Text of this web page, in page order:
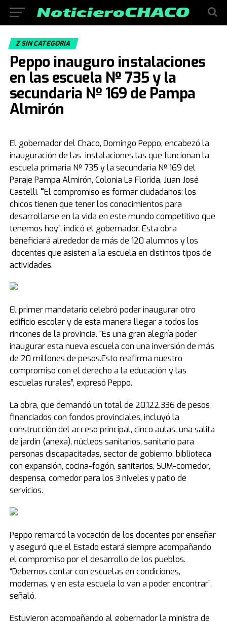
Z SIN CATEGORIA
Peppo inauguro instalaciones
en las escuela Nº 735 y la
secundaria Nº 169 de Pampa
Almirón
El gobernador del Chaco, Domingo Peppo, encabezó la
inauguración de las instalaciones las que funcionan la
escuela primaria Nº 735 y la secundaria Nº 169 del
Paraje Pampa Almirón, Colonia La Florida, Juan José
Castelli. “El compromiso es formar ciudadanos: los
chicos tienen que tener los conocimientos para
desarrollarse en la vida en este mundo competitivo que
tenemos hoy”, indicó el gobernador. Esta obra
beneficiará alrededor de más de 120 alumnos y los
docentes que asisten a la escuela en distintos tipos de
actividades.
El primer mandatario celebró poder inaugurar otro
edificio escolar y de esta manera llegar a todos los
rincones de la provincia. “Es una gran alegría poder
inaugurar esta nueva escuela con una inversión de más
de 20 millones de pesos.Esto reafirma nuestro
compromiso con el derecho a la educación y las
escuelas rurales”, expresó Peppo.
La obra, que demandó un total de 20.122.336 de pesos
financiados con fondos provinciales, incluyó la
construcción del acceso principal, cinco aulas, una salita
de jardín (anexa), núcleos sanitarios, sanitario para
personas discapacitadas, sector de gobierno, biblioteca
con expansión, cocina-fogón, sanitarios, SUM-comedor,
despensa, comedor para los 3 niveles y patio de
servicios.
Peppo remarcó la vocación de los docentes por enseñar
y aseguró que el Estado estará siempre acompañando
el compromiso por el desarrollo de los pueblos.
“Debemos contar con escuelas en condiciones,
modernas, y en esta escuela lo van a poder encontrar”,
señaló.
Estuvieron acompañando al gobernador la ministra de